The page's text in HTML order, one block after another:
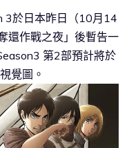
3於日本昨日（10月14
還作戰之夜」後暫告一
第2部預計將於
覺圖。